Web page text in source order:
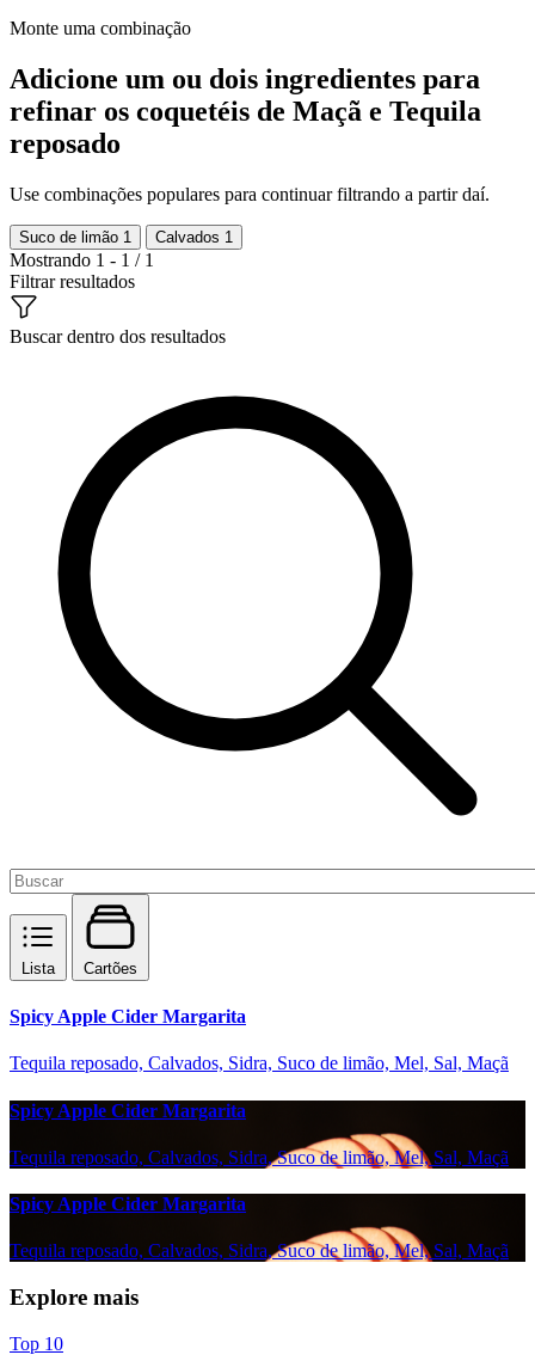
Monte uma combinação
Adicione um ou dois ingredientes para
refinar os coquetéis de Maçã e Tequila
reposado
Use combinações populares para continuar filtrando a partir daí.
Suco de limão 1 Calvados 1
Mostrando 1 - 1 / 1
Filtrar resultados
Buscar dentro dos resultados
Lista Cartões
Spicy Apple Cider Margarita
Tequila reposado, Calvados, Sidra, Suco de limão, Mel, Sal, Maçã
Spicy Apple Cider Margarita
Tequila reposado, Calvados, Sidra, Suco de limão, Mel, Sal, Maçã
Spicy Apple Cider Margarita
Tequila reposado, Calvados, Sidra, Suco de limão, Mel, Sal, Maçã
Explore mais
Top 10